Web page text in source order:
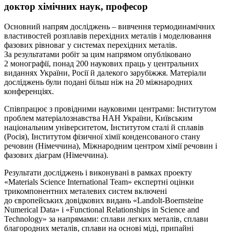
доктор хімічних наук, професор
Основний напрям досліджень – вивчення термодинамічних
властивостей розплавів перехідних металів і моделювання
фазових рівноваг у системах перехідних металів.
За результатами робіт за цим напрямом опубліковано
2 монографії, понад 200 наукових праць у центральних
виданнях України, Росії й далекого зарубіжжя. Матеріали
досліджень були подані більш ніж на 20 міжнародних
конференціях.
Співпрацює з провідними науковими центрами: Інститутом
проблем матеріалознавства НАН України, Київським
національним університетом, Інститутом сталі й сплавів
(Росія), Інститутом фізичної хімії конденсованого стану
речовин (Німеччина), Міжнародним центром хімії речовин і
фазових діаграм (Німеччина).
Результати досліджень і виконувані в рамках проекту
«Materials Science International Team» експертні оцінки
трикомпонентних металевих систем включені
до європейських довідкових видань «Landolt-Boernsteine
Numerical Data» і «Functional Relationships in Science and
Technology» за напрямами: сплави легких металів, сплави
благородних металів, сплави на основі міді, припайні